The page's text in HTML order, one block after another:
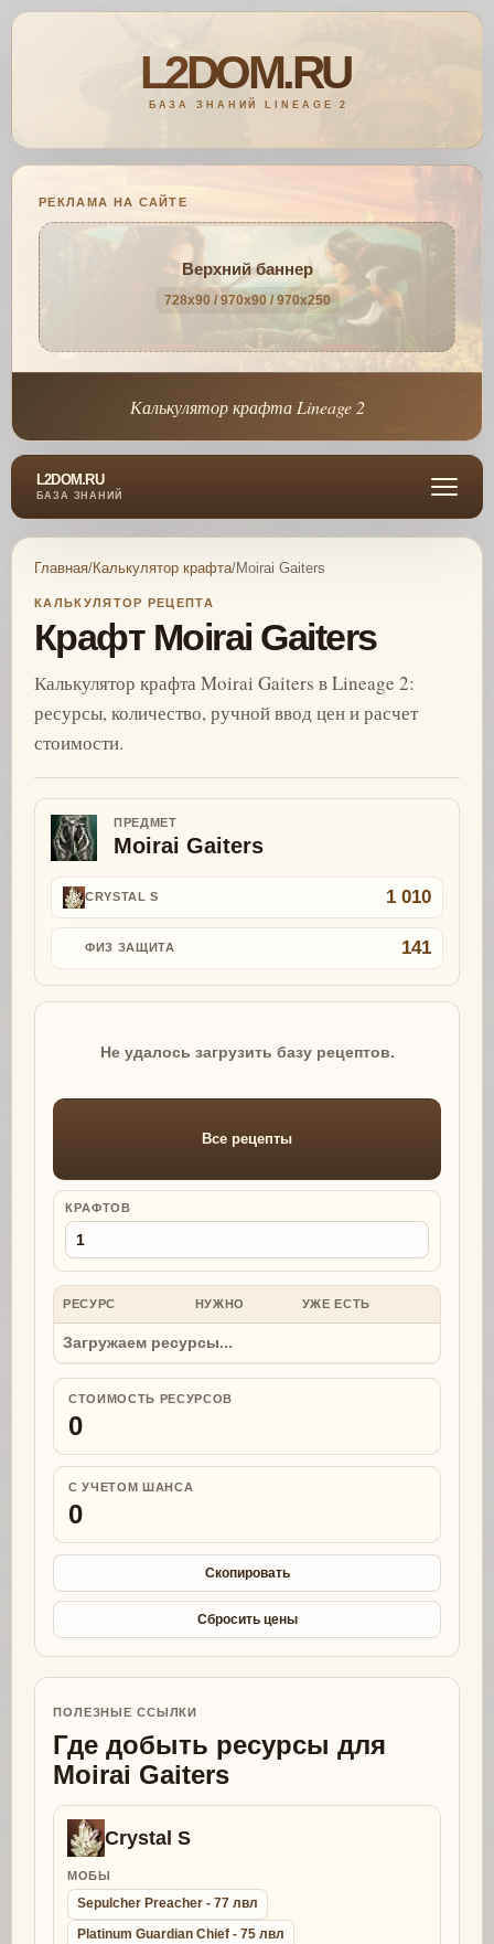
РЕКЛАМА НА САЙТЕ
Верхний баннер
728x90 / 970x90 / 970x250
Калькулятор крафта Lineage 2
L2DOM.RU
БАЗА ЗНАНИЙ
Главная/Калькулятор крафта/Moirai Gaiters
КАЛЬКУЛЯТОР РЕЦЕПТА
Крафт Moirai Gaiters
Калькулятор крафта Moirai Gaiters в Lineage 2:
ресурсы, количество, ручной ввод цен и расчет
стоимости.
ПРЕДМЕТ
Moirai Gaiters
CRYSTAL S 1 010
ФИЗ ЗАЩИТА 141
Не удалось загрузить базу рецептов.
Все рецепты
КРАФТОВ
РЕСУРС НУЖНО УЖЕ ЕСТЬ
Загружаем ресурсы...
СТОИМОСТЬ РЕСУРСОВ
0
С УЧЕТОМ ШАНСА
0
Скопировать
Сбросить цены
ПОЛЕЗНЫЕ ССЫЛКИ
Где добыть ресурсы для
Moirai Gaiters
Crystal S
МОБЫ
Sepulcher Preacher - 77 лвл
Platinum Guardian Chief - 75 лвл